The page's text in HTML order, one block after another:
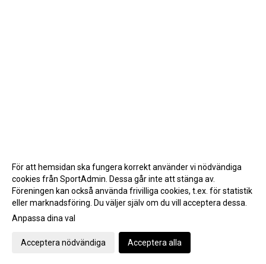
Gå till Webbversion
För att hemsidan ska fungera korrekt använder vi nödvändiga
cookies från SportAdmin. Dessa går inte att stänga av.
Föreningen kan också använda frivilliga cookies, t.ex. för statistik
eller marknadsföring. Du väljer själv om du vill acceptera dessa.
Anpassa dina val
Acceptera nödvändiga Acceptera alla